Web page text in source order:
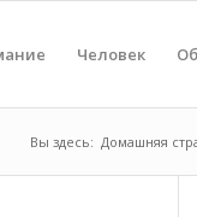
Человек
Вы здесь: Домашняя